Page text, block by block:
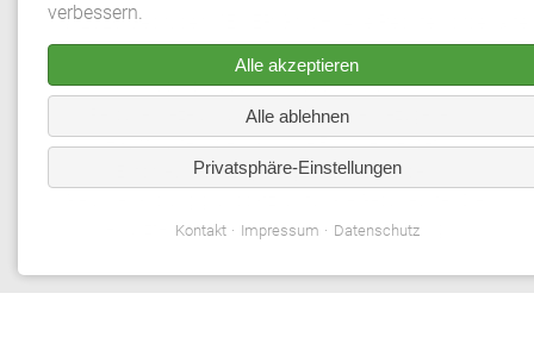
© 2026 Gebrüder MEISER GmbH. Alle Rechte
*Aus redaktionellen Gründen wird bei
Personenbezeichnungen und personenbezogenen
Hauptwörtern die männliche Form verwendet.
Entsprechende Begriffe gelten im Sinne der
verkürzte Sprachform beinhaltet keine Wertung.
verbessern.
Alle akzeptieren
Alle ablehnen
Privatsphäre-Einstellungen
Kontakt Impressum Datenschutz